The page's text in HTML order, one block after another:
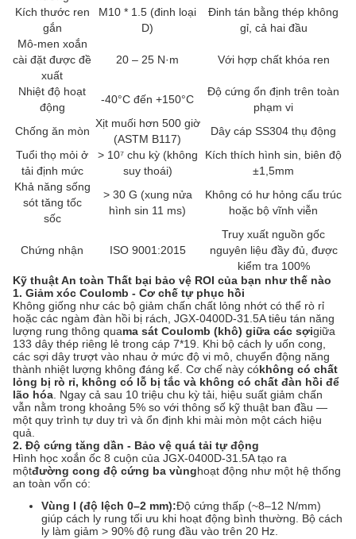
Kích thước ren
gắn
M10 * 1.5 (đinh loại
D)
Đinh tán bằng thép không
gỉ, cả hai đầu
Mô-men xoắn
cài đặt được đề
xuất
20 – 25 N·m Với hợp chất khóa ren
Nhiệt độ hoạt
động
-40°C đến +150°C
Độ cứng ổn định trên toàn
phạm vi
Chống ăn mòn
Xịt muối hơn 500 giờ
(ASTM B117)
Dây cáp SS304 thụ động
Tuổi thọ mỏi ở
tải định mức
> 10⁷ chu kỳ (không
suy thoái)
Kích thích hình sin, biên độ
±1,5mm
Khả năng sống
sót tăng tốc
sốc
> 30 G (xung nửa
hình sin 11 ms)
Không có hư hỏng cấu trúc
hoặc bộ vĩnh viễn
Chứng nhận ISO 9001:2015
Truy xuất nguồn gốc
nguyên liệu đầy đủ, được
kiểm tra 100%
Kỹ thuật An toàn Thất bại bảo vệ ROI của bạn như thế nào
1. Giảm xóc Coulomb - Cơ chế tự phục hồi
Không giống như các bộ giảm chấn chất lỏng nhớt có thể rò rỉ
hoặc các ngàm đàn hồi bị rách, JGX-0400D-31.5A tiêu tán năng
lượng rung thông quama sát Coulomb (khô) giữa các sợigiữa
133 dây thép riêng lẻ trong cáp 7*19. Khi bộ cách ly uốn cong,
các sợi dây trượt vào nhau ở mức độ vi mô, chuyển động năng
thành nhiệt lượng không đáng kể. Cơ chế này cókhông có chất
lỏng bị rò rỉ, không có lỗ bị tắc và không có chất đàn hồi để
lão hóa . Ngay cả sau 10 triệu chu kỳ tải, hiệu suất giảm chấn
vẫn nằm trong khoảng 5% so với thông số kỹ thuật ban đầu —
một quy trình tự duy trì và ổn định khi mài mòn một cách hiệu
quả.
2. Độ cứng tăng dần - Bảo vệ quá tải tự động
Hình học xoắn ốc 8 cuộn của JGX-0400D-31.5A tạo ra
mộtđường cong độ cứng ba vùnghoạt động như một hệ thống
an toàn vốn có:
Vùng I (độ lệch 0–2 mm):Độ cứng thấp (~8–12 N/mm)
giúp cách ly rung tối ưu khi hoạt động bình thường. Bộ cách
ly làm giảm > 90% độ rung đầu vào trên 20 Hz.